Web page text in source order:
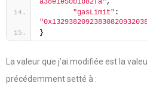
a38e1e50b1b82fa",
"gasLimit"
}
La valeur que j’ai modifiée est la
précédemment setté à :